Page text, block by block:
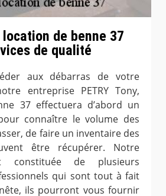
location de benne 37
de qualité
aux débarras de votre
entreprise PETRY Tony,
37 effectuera d’abord un
connaître le volume des
de faire un inventaire des
être récupérer. Notre
constituée de plusieurs
qui sont tout à fait
ils pourront vous fournir